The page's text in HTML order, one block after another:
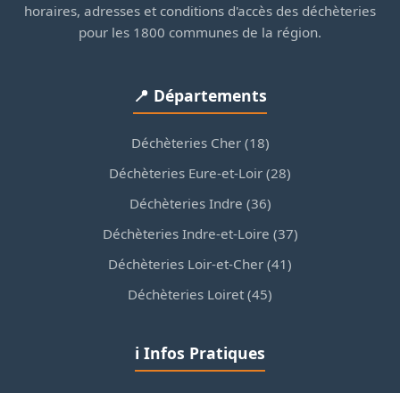
horaires, adresses et conditions d'accès des déchèteries
pour les 1800 communes de la région.
📍 Départements
Déchèteries Cher (18)
Déchèteries Eure-et-Loir (28)
Déchèteries Indre (36)
Déchèteries Indre-et-Loire (37)
Déchèteries Loir-et-Cher (41)
Déchèteries Loiret (45)
ℹ️ Infos Pratiques